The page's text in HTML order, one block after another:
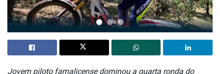
Jovem piloto famalicense dominou a quarta ronda do